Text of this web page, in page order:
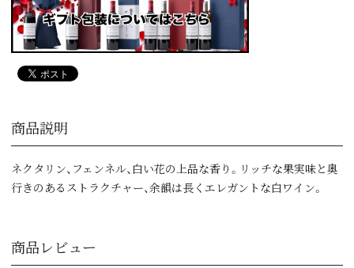
商品説明
ネクタリン、フェンネル、白い花の上品な香り。リッチな果実味と奥
行きのあるストラクチャー、余韻は長くエレガントな白ワイン。
商品レビュー